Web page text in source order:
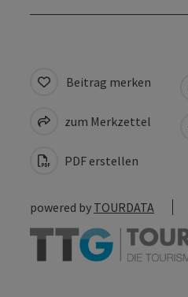
Beitrag merken
zum Merkzettel
PDF erstellen
powered by TOURDATA